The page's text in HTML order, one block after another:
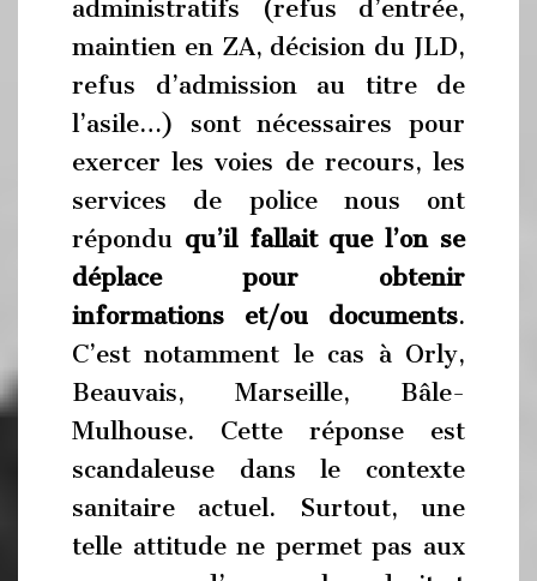
administratifs (refus d’entrée,
maintien en ZA, décision du JLD,
refus d’admission au titre de
l’asile…) sont nécessaires pour
exercer les voies de recours, les
services de police nous ont
répondu qu’il fallait que l’on se
déplace pour obtenir
informations et/ou documents.
C’est notamment le cas à Orly,
Beauvais, Marseille, Bâle-
Mulhouse. Cette réponse est
scandaleuse dans le contexte
sanitaire actuel. Surtout, une
telle attitude ne permet pas aux